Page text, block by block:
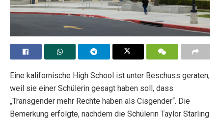
Eine kalifornische High School ist unter Beschuss geraten,
weil sie einer Schülerin gesagt haben soll, dass
„Transgender mehr Rechte haben als Cisgender“. Die
Bemerkung erfolgte, nachdem die Schülerin Taylor Starling